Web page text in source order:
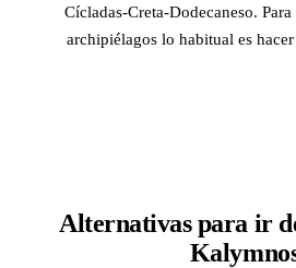
Cícladas-Creta-Dodecaneso.
archipiélagos lo habitual es
Alternativas para ir